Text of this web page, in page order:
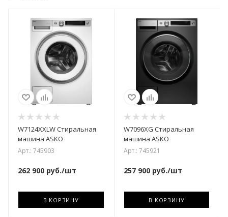
W7124XXLW Стиральная
машина ASKO
Арт.: 745903
262 900 руб./шт
В КОРЗИНУ
W7096XG Стиральная
машина ASKO
Арт.: 745921
257 900руб./шт
В КОРЗИНУ